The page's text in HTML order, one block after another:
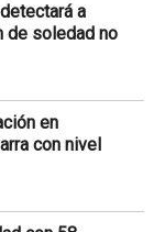
a
de soledad no
en
con nivel